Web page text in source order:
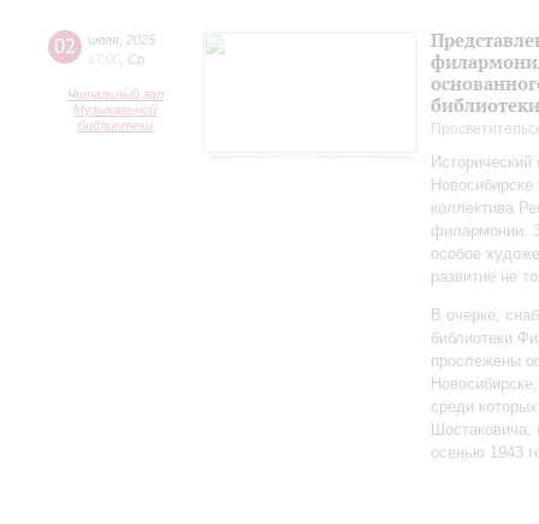
02 июля 2025
17:00 Ср
Читальный зал
Музыкальной
библиотеки
коллектива
филармонии.
особое
развитие не
В очерке,
библиотеки
прослежены
среди
Шостаковича,
осенью 1943